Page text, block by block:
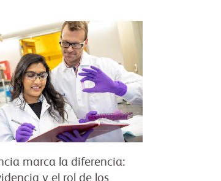
marca la diferencia: